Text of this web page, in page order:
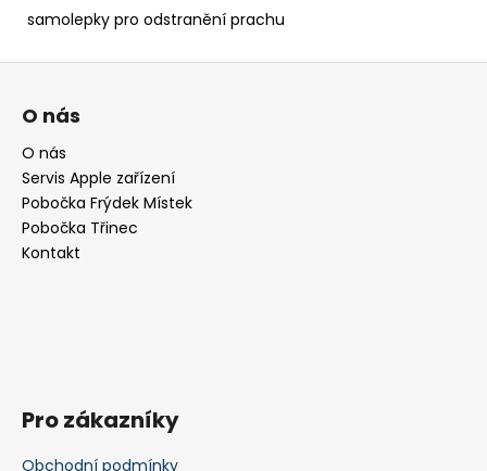
samolepky pro odstranění prachu
Z
O nás
O nás
Servis Apple zařízení
Pobočka Frýdek Místek
Pobočka Třinec
Kontakt
Pro zákazníky
Obchodní podmínky